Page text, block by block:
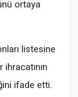
ortaya
listesine
ifade etti.